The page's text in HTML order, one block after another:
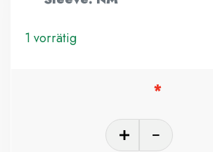
1 vorrätig